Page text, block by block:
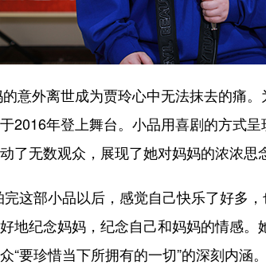
外离世成为贾玲心中无法抹去的痛。
2016年登上舞台。小品用喜剧的方式
了无数观众，展现了她对妈妈的浓浓思
部小品以后，感觉自己快乐了好多，
地纪念妈妈，纪念自己和妈妈的情感
“要珍惜当下所拥有的一切”的深刻内涵。